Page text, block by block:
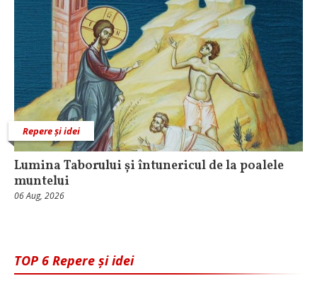
Repere și idei
Lumina Taborului și întunericul de la poalele
muntelui
06 Aug, 2026
TOP 6 Repere și idei